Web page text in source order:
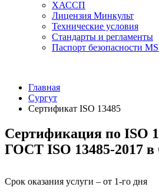
ХАССП
Лицензия Минкульт
Технические условия
Стандарты и регламенты
Паспорт безопасности
Главная
Сургут
Сертификат ISO 13485
Сертификация по ISO
ГОСТ ISO 13485-2017 в
Срок оказания услуги – от 1-го дня